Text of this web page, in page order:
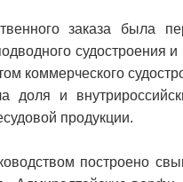
заказа была
судостроения и
коммерческого
и
продукции.
построено